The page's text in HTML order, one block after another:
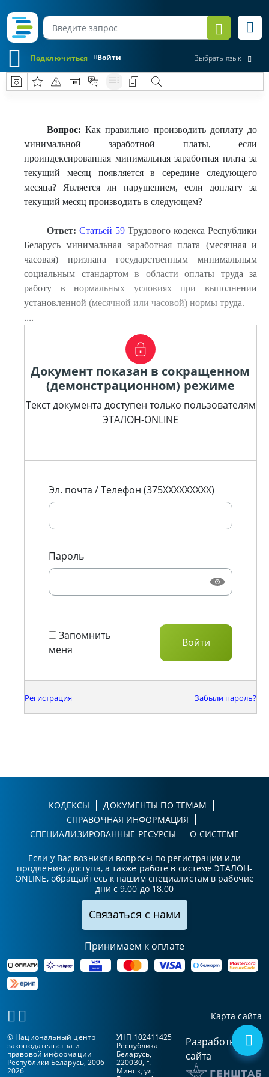
Войти
Подключиться Выбрать язык
Вопрос: Как правильно производить доплату до
минимальной заработной платы, если
проиндексированная минимальная заработная плата за
текущий месяц появляется в середине следующего
месяца? Является ли нарушением, если доплату за
текущий месяц производить в следующем?
Ответ: Статьей 59Трудового кодекса Республики
Беларусь минимальная заработная плата (месячная и
часовая) признана государственным минимальным
социальным стандартом в области оплаты труда за
работу в нормальных условиях при выполнении
установленной (месячной или часовой) нормы труда.
....
Документ показан в сокращенном
(демонстрационном) режиме
Текст документа доступен только пользователям
ЭТАЛОН-ONLINE
Эл. почта / Телефон (375XXXXXXXXX)
Пароль
Запомнить
меня
Регистрация Забыли пароль?
КОДЕКСЫ
ДОКУМЕНТЫ ПО ТЕМАМ
СПРАВОЧНАЯ ИНФОРМАЦИЯ
СПЕЦИАЛИЗИРОВАННЫЕ РЕСУРСЫ
О СИСТЕМЕ
Если у Вас возникли вопросы по регистрации или
продлению доступа, а также работе в системе ЭТАЛОН-
ONLINE, обращайтесь к нашим специалистам в рабочие
дни с 9.00 до 18.00
Связаться с нами
Принимаем к оплате
Карта сайта
© Национальный центр
законодательства и
правовой информации
Республики Беларусь, 2006-
2026
УНП 102411425
Республика
Беларусь,
220030, г.
Минск, ул.
Разработка
сайта